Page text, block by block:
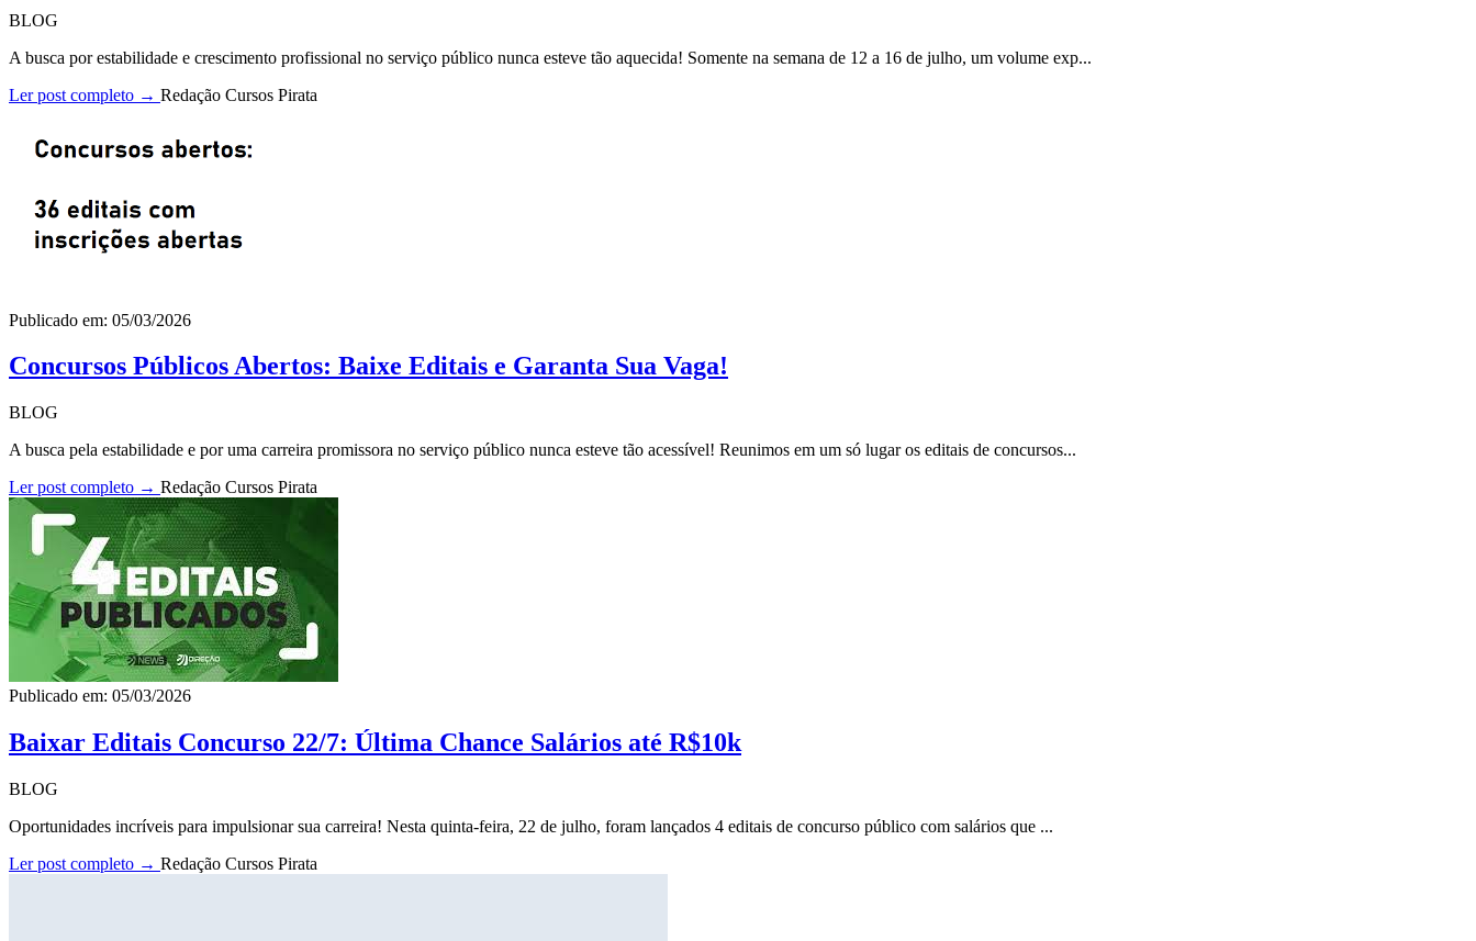
BLOG
A busca por estabilidade e crescimento profissional no serviço público nunca esteve tão aquecida! Somente na semana de 12 a 16 de julho, um volume exp...
Ler post completo → Redação Cursos Pirata
Publicado em: 05/03/2026
Concursos Públicos Abertos: Baixe Editais e Garanta Sua Vaga!
BLOG
A busca pela estabilidade e por uma carreira promissora no serviço público nunca esteve tão acessível! Reunimos em um só lugar os editais de concursos...
Ler post completo → Redação Cursos Pirata
Publicado em: 05/03/2026
Baixar Editais Concurso 22/7: Última Chance Salários até R$10k
BLOG
Oportunidades incríveis para impulsionar sua carreira! Nesta quinta-feira, 22 de julho, foram lançados 4 editais de concurso público com salários que ...
Ler post completo → Redação Cursos Pirata